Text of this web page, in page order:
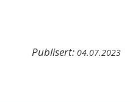
Publisert: 04.07.2023